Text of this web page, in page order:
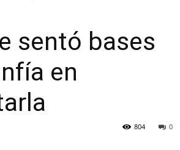
sentó bases
en
0
804